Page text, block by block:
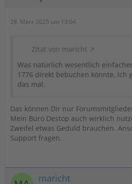
28. März 2025 um 13:04
Zitat von maricht
Was natürlich wesentlich
1776 direkt bebuchen könnte. Ich
das mal.
Das können Dir nur
Mein Büro Destop auch wirklich
Zweifel etwas Geduld brauchen.
Support fragen.
maricht